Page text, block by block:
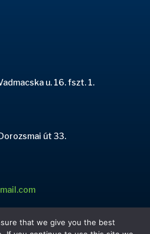
u. 16. fszt. 1.
út 33.
that we give you the best